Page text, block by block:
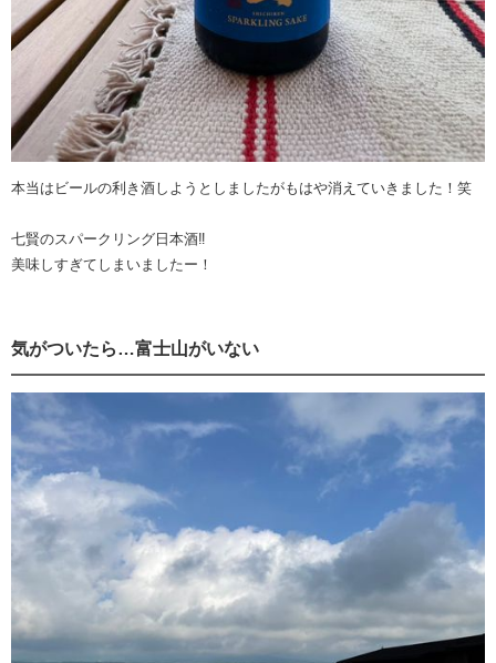
本当はビールの利き酒しようとしましたがもはや消えていきました！笑
七賢のスパークリング日本酒‼️
美味しすぎてしまいましたー！
気がついたら…富士山がいない